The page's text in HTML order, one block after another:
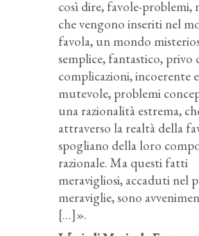
così dire, favole-problemi,
che vengono inseriti nel
favola, un mondo
semplice, fantastico, privo
complicazioni, incoerente e
mutevole, problemi
una razionalità estrema,
attraverso la realtà della
spogliano della loro
razionale. Ma questi fatti
meravigliosi, accaduti nel
meraviglie, sono
[…]».